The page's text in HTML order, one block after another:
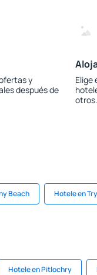
y
después de
Elige
otros.
Beach Hotele en
Hotele en Pitlochry